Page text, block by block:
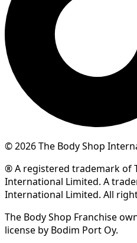
© 2026 The Body Shop
® A registered trademark of
International Limited. A
International Limited. All
The Body Shop Franchise
license by Bodim Port Oy.